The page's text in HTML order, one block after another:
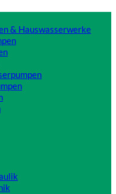
& Hauswasserwerke